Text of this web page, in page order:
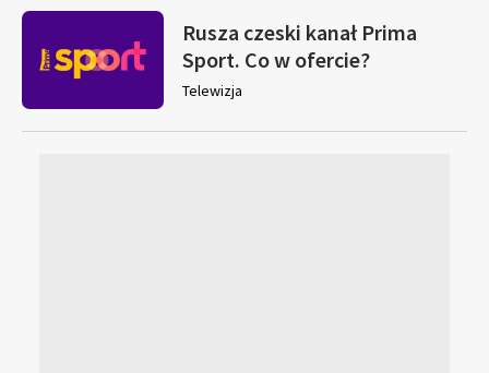
Rusza czeski kanał Prima
Sport. Co w ofercie?
Telewizja